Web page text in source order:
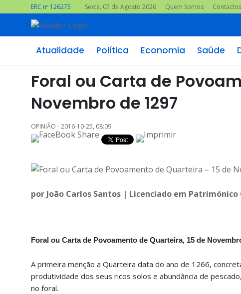
ERC nº 126275 Sexta, 07 de Agosto 2026 Quem Somos Contactos
Atualidade Política Economia Saúde
Foral ou Carta de
Novembro de 1297
OPINIÃO - 2016-10-25, 08:09
por João Carlos Santos | Licenciado em
Foral ou Carta de Povoamento de Quarteira, 15 de
A primeira menção a Quarteira data do ano de 1266,
produtividade dos seus ricos solos e abundância de
no foral.